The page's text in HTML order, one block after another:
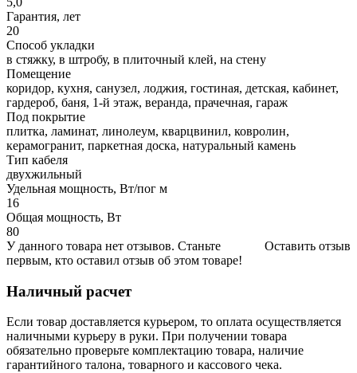
Гарантия, лет
20
Способ укладки
в стяжку, в штробу, в плиточный клей, на стену
Помещение
коридор, кухня, санузел, лоджия, гостиная, детская, кабинет,
гардероб, баня, 1-й этаж, веранда, прачечная, гараж
Под покрытие
плитка, ламинат, линолеум, кварцвинил, ковролин,
керамогранит, паркетная доска, натуральный камень
Тип кабеля
двухжильный
Удельная мощность, Вт/пог м
16
Общая мощность, Вт
80
Оставить отзыв
У данного товара нет отзывов. Станьте
первым, кто оставил отзыв об этом товаре!
Наличный расчет
Если товар доставляется курьером, то оплата осуществляется
наличными курьеру в руки. При получении товара
обязательно проверьте комплектацию товара, наличие
гарантийного талона, товарного и кассового чека.